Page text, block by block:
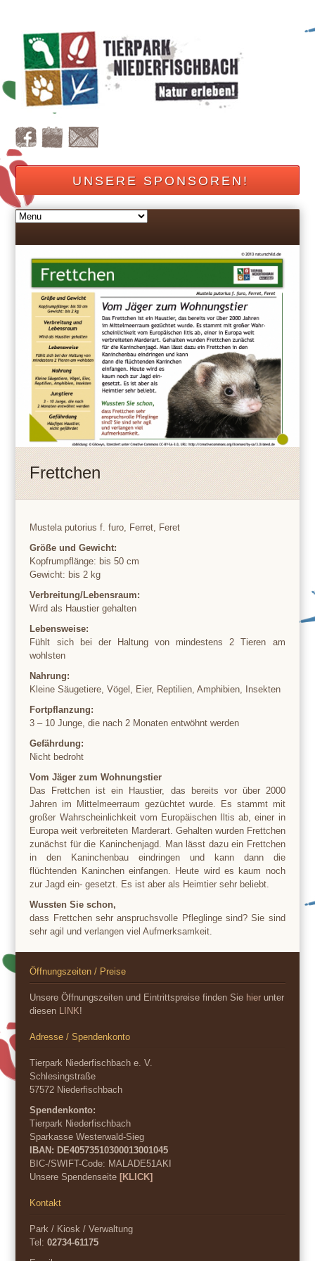
UNSERE SPONSOREN!
Frettchen
Mustela putorius f. furo, Ferret, Feret
Größe und Gewicht:
Kopfrumpflänge: bis 50 cm
Gewicht: bis 2 kg
Verbreitung/Lebensraum:
Wird als Haustier gehalten
Lebensweise:
Fühlt sich bei der Haltung von mindestens 2 Tieren am
wohlsten
Nahrung:
Kleine Säugetiere, Vögel, Eier, Reptilien, Amphibien, Insekten
Fortpflanzung:
3 – 10 Junge, die nach 2 Monaten entwöhnt werden
Gefährdung:
Nicht bedroht
Vom Jäger zum Wohnungstier
Das Frettchen ist ein Haustier, das bereits vor über 2000
Jahren im Mittelmeerraum gezüchtet wurde. Es stammt mit
großer Wahrscheinlichkeit vom Europäischen Iltis ab, einer in
Europa weit verbreiteten Marderart. Gehalten wurden Frettchen
zunächst für die Kaninchenjagd. Man lässt dazu ein Frettchen
in den Kaninchenbau eindringen und kann dann die
flüchtenden Kaninchen einfangen. Heute wird es kaum noch
zur Jagd ein- gesetzt. Es ist aber als Heimtier sehr beliebt.
Wussten Sie schon,
dass Frettchen sehr anspruchsvolle Pfleglinge sind? Sie sind
sehr agil und verlangen viel Aufmerksamkeit.
Öffnungszeiten / Preise
Unsere Öffnungszeiten und Eintrittspreise finden Sie hier unter
diesen LINK!
Adresse / Spendenkonto
Tierpark Niederfischbach e. V.
Schlesingstraße
57572 Niederfischbach
Spendenkonto:
Tierpark Niederfischbach
Sparkasse Westerwald-Sieg
IBAN: DE40573510300013001045
BIC-/SWIFT-Code: MALADE51AKI
Unsere Spendenseite [KLICK]
Kontakt
Park / Kiosk / Verwaltung
Tel:02734-61175